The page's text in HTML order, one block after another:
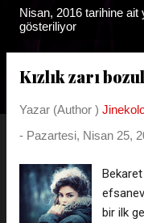
K
Nisan, 2016 tarihine ait
gösteriliyor
Kızlık zarı
Yazar (Author )
- Pazartesi, Nisan 25,
Bekaret
bir ilk